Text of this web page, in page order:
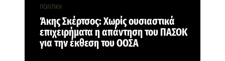
ΠΟΛΙΤΙΚΗ
Άκης Σκέρτσος: Χωρίς ουσιαστικά
επιχειρήματα η απάντηση του ΠΑΣΟΚ
για την έκθεση του ΟΟΣΑ